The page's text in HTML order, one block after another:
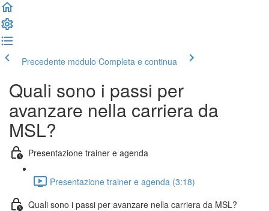
Precedente modulo Completa e continua
Quali sono i passi per
avanzare nella carriera da
MSL?
Presentazione trainer e agenda
Presentazione trainer e agenda (3:18)
Quali sono i passi per avanzare nella carriera da MSL?